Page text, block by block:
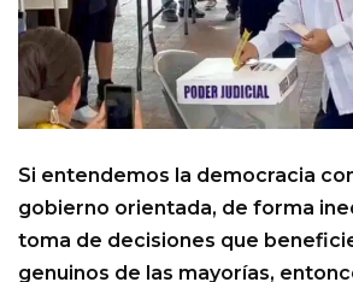
Si entendemos la democracia
gobierno orientada, de forma
toma de decisiones que
genuinos de las mayorías,